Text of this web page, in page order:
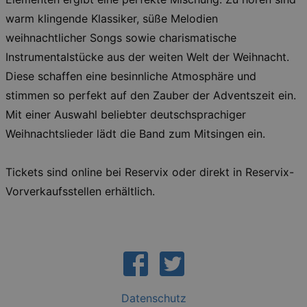
warm klingende Klassiker, süße Melodien
weihnachtlicher Songs sowie charismatische
Instrumentalstücke aus der weiten Welt der Weihnacht.
Diese schaffen eine besinnliche Atmosphäre und
stimmen so perfekt auf den Zauber der Adventszeit ein.
Mit einer Auswahl beliebter deutschsprachiger
Weihnachtslieder lädt die Band zum Mitsingen ein.
Tickets sind online bei Reservix oder direkt in Reservix-
Vorverkaufsstellen erhältlich.
Datenschutz
grundlegenden Funktionen unserer Webseite
gebraucht. Zum Beispiel für das Login in Ihren
unsere Webseite nicht.
Läuft
CookieScriptConsent
CookieScript
.kulturkalender-
dresden.de
29
days
This
used
It is
www.kulturkalender-
dresden.de